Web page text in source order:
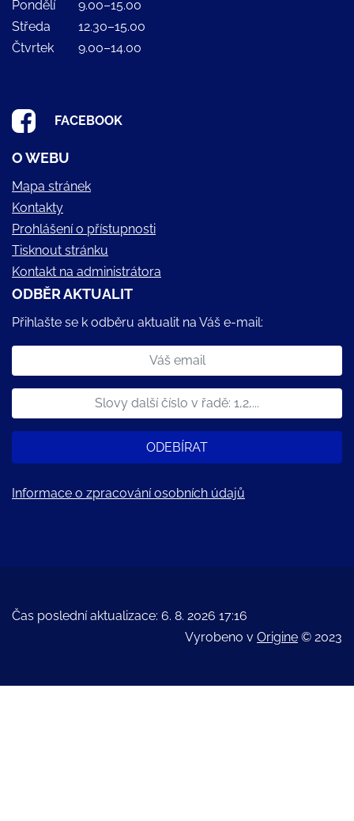
Pondělí
9.00–15.00
Středa
12.30–15.00
Čtvrtek
9.00–14.00
FACEBOOK
O WEBU
Mapa stránek
Kontakty
Prohlášení o přístupnosti
Tisknout stránku
Kontakt na administrátora
ODBĚR AKTUALIT
Přihlašte se k odběru aktualit na Váš e-mail:
ODEBÍRAT
Informace o zpracování osobních údajů
Čas poslední aktualizace: 6. 8. 2026 17:16
Vyrobeno v Origine © 2023